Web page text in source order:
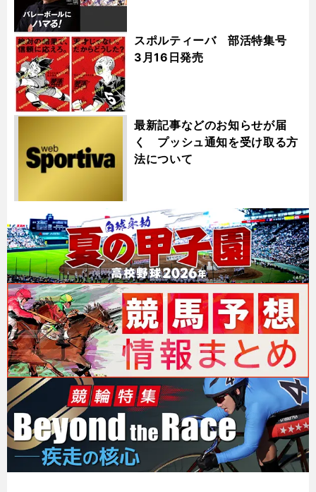
スポルティーバ 部活特集号
3月16日発売
最新記事などのお知らせが届
く プッシュ通知を受け取る方
法について